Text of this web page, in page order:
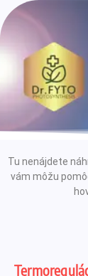
Tu nenájdete
vám môžu